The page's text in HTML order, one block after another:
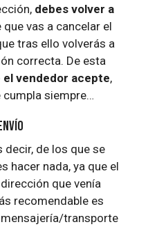
debes volver a
que vas a cancelar el
tras ello volverás a
correcta. De esta
el vendedor acepte,
siempre…
decir, de los que se
hacer nada, ya que el
que venía
recomendable es
transporte